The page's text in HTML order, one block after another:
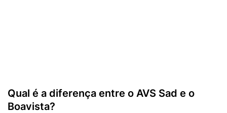
Qual é a diferença entre o AVS Sad e o
Boavista?